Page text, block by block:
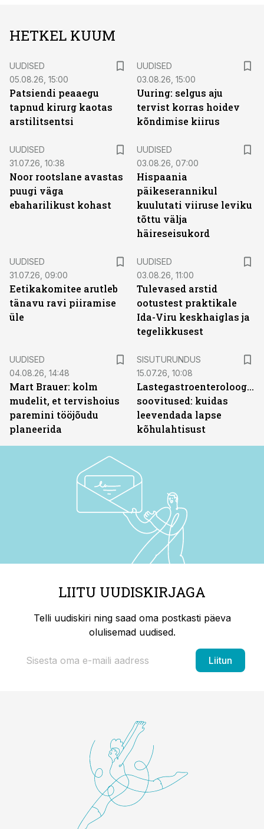
HETKEL KUUM
UUDISED
05.08.26, 15:00
Patsiendi peaaegu
tapnud kirurg kaotas
arstilitsentsi
UUDISED
03.08.26, 15:00
Uuring: selgus aju
tervist korras hoidev
kõndimise kiirus
UUDISED
31.07.26, 10:38
Noor rootslane avastas
puugi väga
ebaharilikust kohast
UUDISED
03.08.26, 07:00
Hispaania
päikeserannikul
kuulutati viiruse leviku
tõttu välja
häireseisukord
UUDISED
31.07.26, 09:00
Eetikakomitee arutleb
tänavu ravi piiramise
üle
UUDISED
03.08.26, 11:00
Tulevased arstid
ootustest praktikale
Ida-Viru keskhaiglas ja
tegelikkusest
UUDISED
04.08.26, 14:48
Mart Brauer: kolm
mudelit, et tervishoius
paremini tööjõudu
planeerida
SISUTURUNDUS
15.07.26, 10:08
Lastegastroenteroloogide
soovitused: kuidas
leevendada lapse
kõhulahtisust
LIITU UUDISKIRJAGA
Telli uudiskiri ning saad oma postkasti päeva
olulisemad uudised.
Liitun